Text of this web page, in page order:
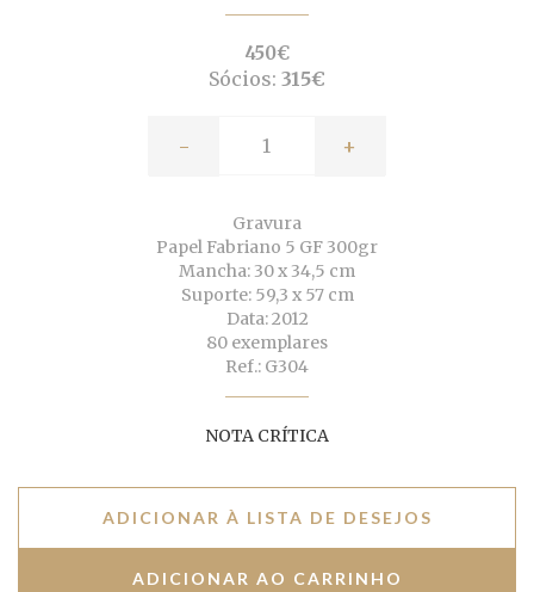
450€
Sócios: 315€
- +
Gravura
Papel Fabriano 5 GF 300gr
Mancha: 30 x 34,5 cm
Suporte: 59,3 x 57 cm
Data: 2012
80 exemplares
Ref.: G304
NOTA CRÍTICA
ADICIONAR À LISTA DE DESEJOS